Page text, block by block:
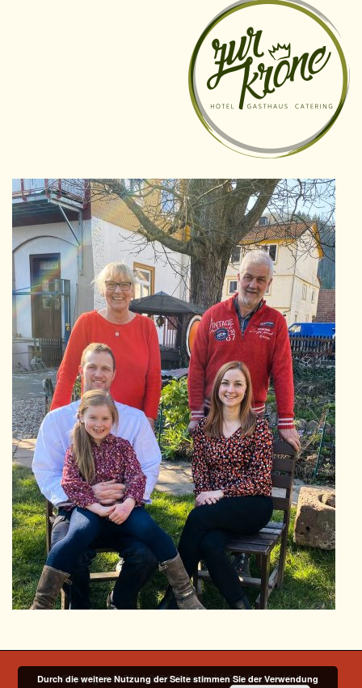
Copyright © 2014-2026 Odenwald Gasthaus e. V. |
Durch die weitere Nutzung der Seite stimmen Sie der Verwendung